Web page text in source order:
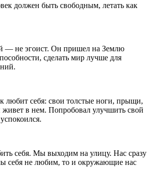
должен быть свободным, летать как
— не эгоист. Он пришел на Землю
сделать мир лучше для
любит себя: свои толстые ноги, прыщи,
живет в нем. Попробовал улучшить свой
себя. Мы выходим на улицу. Нас сразу
себя не любим, то и окружающие нас